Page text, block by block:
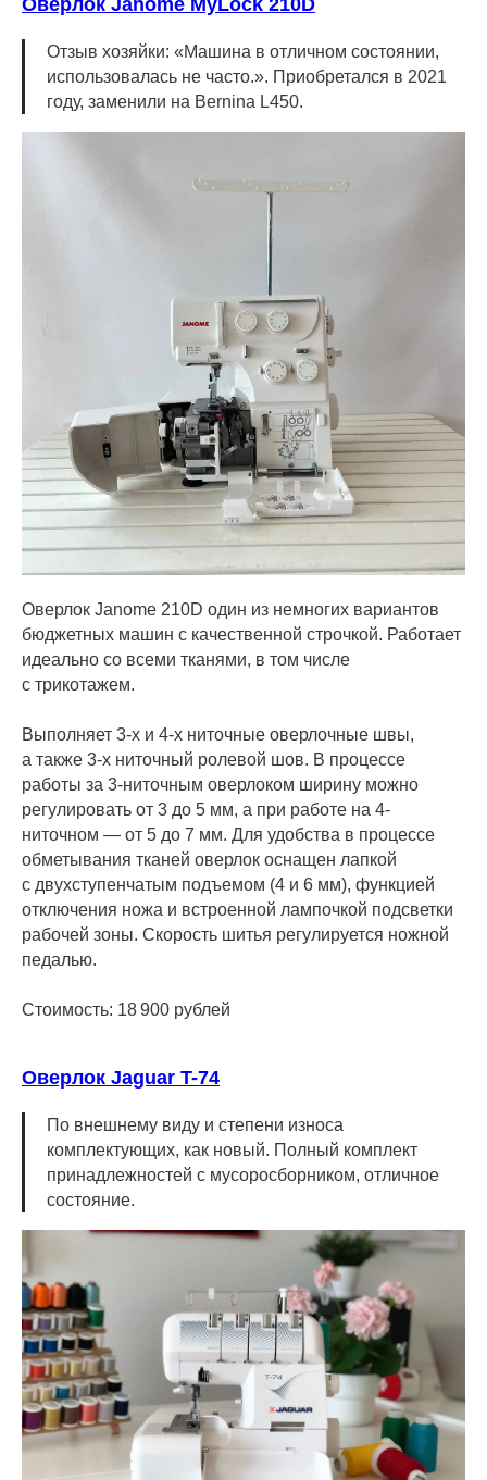
Отзыв хозяйки: «Машина в отличном состоянии,
использовалась не часто.». Приобретался в 2021
году, заменили на Bernina L450.
Оверлок Janome 210D один из немногих вариантов
бюджетных машин с качественной строчкой. Работает
идеально со всеми тканями, в том числе
с трикотажем.
Выполняет 3-х и 4-х ниточные оверлочные швы,
а также 3-х ниточный ролевой шов. В процессе
работы за 3-ниточным оверлоком ширину можно
регулировать от 3 до 5 мм, а при работе на 4-
ниточном — от 5 до 7 мм. Для удобства в процессе
обметывания тканей оверлок оснащен лапкой
с двухступенчатым подъемом (4 и 6 мм), функцией
отключения ножа и встроенной лампочкой подсветки
рабочей зоны. Скорость шитья регулируется ножной
педалью.
Стоимость: 18 900 рублей
Оверлок Jaguar T-74
По внешнему виду и степени износа
комплектующих, как новый. Полный комплект
принадлежностей с мусоросборником, отличное
состояние.